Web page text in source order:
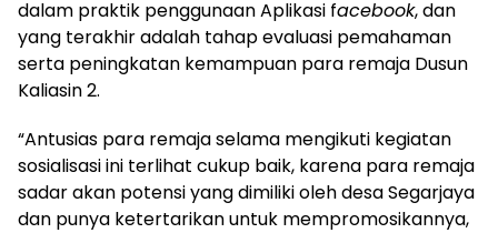
dalam praktik penggunaan Aplikasi facebook, dan
yang terakhir adalah tahap evaluasi pemahaman
serta peningkatan kemampuan para remaja Dusun
Kaliasin 2.
“Antusias para remaja selama mengikuti kegiatan
sosialisasi ini terlihat cukup baik, karena para remaja
sadar akan potensi yang dimiliki oleh desa Segarjaya
dan punya ketertarikan untuk mempromosikannya,